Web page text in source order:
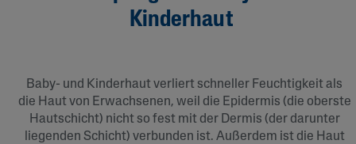
Kinderhaut
Baby- und Kinderhaut verliert schneller Feuchtigkeit als
die Haut von Erwachsenen, weil die Epidermis (die oberste
Hautschicht) nicht so fest mit der Dermis (der darunter
liegenden Schicht) verbunden ist. Außerdem ist die Haut